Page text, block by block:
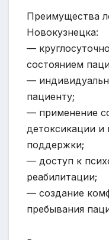
Преимущества
Новокузнецка:
—
состоянием
—
пациенту;
— применение
детоксикации
поддержки;
— доступ к
реабилитации;
— создание
пребывания